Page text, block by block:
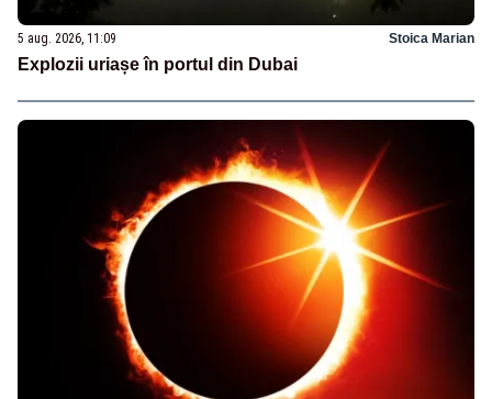
5 aug. 2026, 11:09 Stoica Marian
Explozii uriașe în portul din Dubai